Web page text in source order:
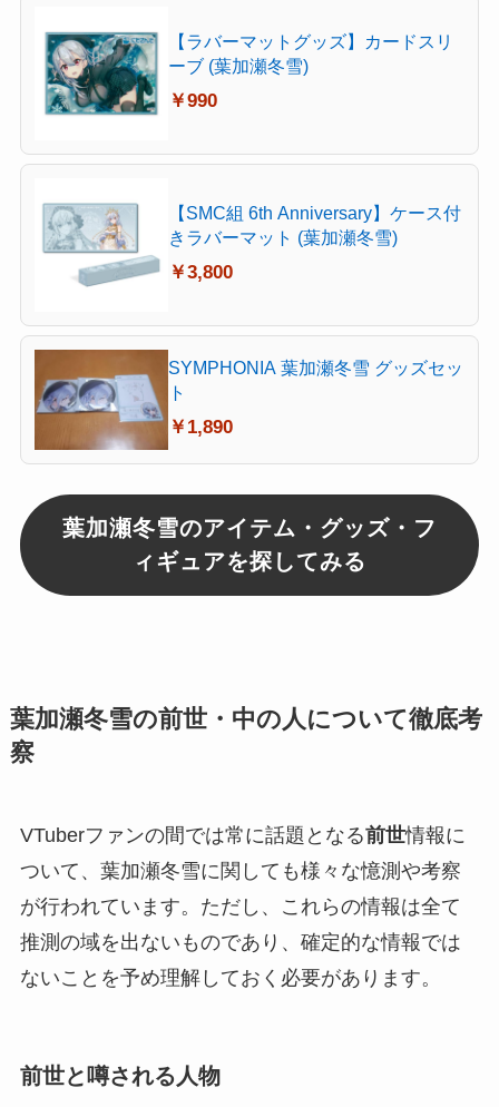
【ラバーマットグッズ】カードスリ
ーブ (葉加瀬冬雪)
￥990
【SMC組 6th Anniversary】ケース付
きラバーマット (葉加瀬冬雪)
￥3,800
SYMPHONIA 葉加瀬冬雪 グッズセッ
ト
￥1,890
葉加瀬冬雪のアイテム・グッズ・フ
ィギュアを探してみる
葉加瀬冬雪の前世・中の人について徹底考
察
VTuberファンの間では常に話題となる前世情報に
ついて、葉加瀬冬雪に関しても様々な憶測や考察
が行われています。ただし、これらの情報は全て
推測の域を出ないものであり、確定的な情報では
ないことを予め理解しておく必要があります。
前世と噂される人物